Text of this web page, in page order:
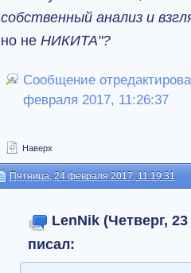
собственный анализ и
но не НИКИТА"?
Сообщение
февраля 2017, 11:26:37
Наверх
Пятница, 24 февраля 2017, 11:19:31
LenNik (Четверг,
писал: